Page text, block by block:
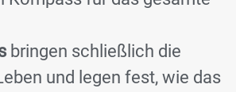
bringen schließlich die
und legen fest, wie das